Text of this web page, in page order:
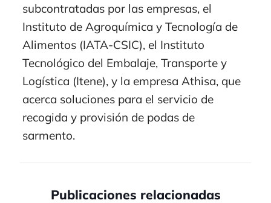
subcontratadas por las empresas, el
Instituto de Agroquímica y Tecnología de
Alimentos (IATA-CSIC), el Instituto
Tecnológico del Embalaje, Transporte y
Logística (Itene), y la empresa Athisa, que
acerca soluciones para el servicio de
recogida y provisión de podas de
sarmento.
Publicaciones relacionadas